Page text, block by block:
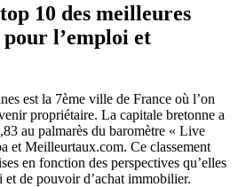
10 des meilleures
l’emploi et
est la 7ème ville de France où l’on
propriétaire. La capitale bretonne a
au palmarès du baromètre « Live
et Meilleurtaux.com. Ce classement
en fonction des perspectives qu’elles
et de pouvoir d’achat immobilier.